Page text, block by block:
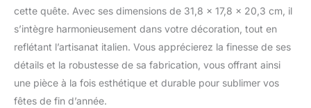
cette quête. Avec ses dimensions de 31,8 x 17,8 x 20,3 cm, il
s’intègre harmonieusement dans votre décoration, tout en
reflétant l’artisanat italien. Vous apprécierez la finesse de ses
détails et la robustesse de sa fabrication, vous offrant ainsi
une pièce à la fois esthétique et durable pour sublimer vos
fêtes de fin d’année.